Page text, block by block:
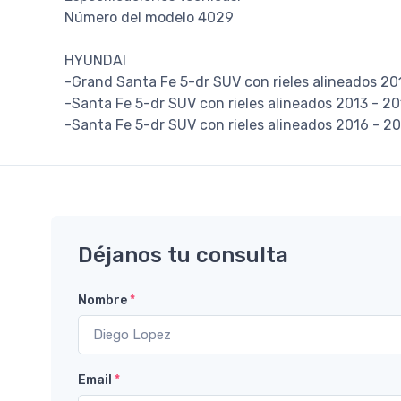
Número del modelo 4029
HYUNDAI
-Grand Santa Fe 5-dr SUV con rieles alineados
-Santa Fe 5-dr SUV con rieles alineados 2013 -
-Santa Fe 5-dr SUV con rieles alineados 2016 -
Déjanos tu consulta
Nombre*
Email *